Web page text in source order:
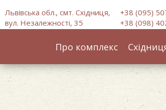
Львівська обл., смт. Східниця,
вул. Незалежності, 35
+38 (095)
+38 (098)
Про комплекс